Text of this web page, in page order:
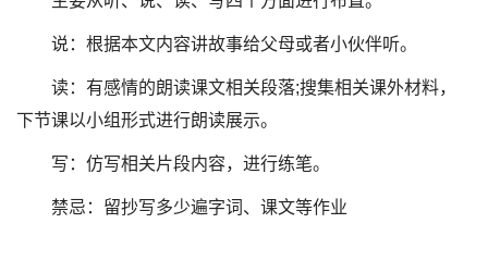
说：根据本文内容讲故事给父母或者小伙伴听。
读：有感情的朗读课文相关段落;搜集相关课外材料，
下节课以小组形式进行朗读展示。
写：仿写相关片段内容，进行练笔。
禁忌：留抄写多少遍字词、课文等作业